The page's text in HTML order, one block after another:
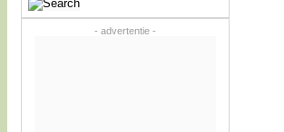
- advertentie -